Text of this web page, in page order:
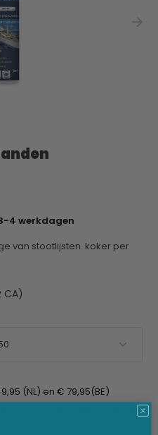
4 werkdagen
van stootlijsten. koker per
CA)
(NL) en € 79,95(BE)
van € 6,95 (NL) en € 7,95